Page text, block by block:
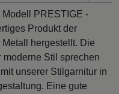
PRESTIGE -
Produkt der
hergestellt. Die
moderne Stil sprechen
unserer Stilgarnitur in
Eine gute